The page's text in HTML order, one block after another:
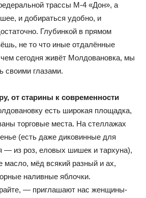
трассы М-4 «Дон», а
и добираться удобно, и
Глубинкой в прямом
не то что иные отдалённые
чем сегодня живёт Молдовановка, мы
своими глазами.
от старины к современности
есть широкая площадка,
торговые места. На стеллажах
(есть даже диковинные для
— из роз, еловых шишек и тархуна),
масло, мёд всякий разный и ах,
наливные яблочки.
— приглашают нас женщины-